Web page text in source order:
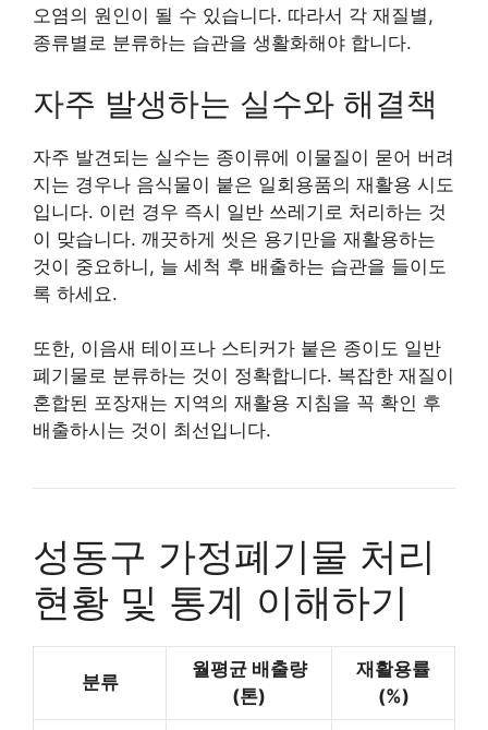
오염의 원인이 될 수 있습니다. 따라서 각 재질별,
종류별로 분류하는 습관을 생활화해야 합니다.
자주 발생하는 실수와 해결책
자주 발견되는 실수는 종이류에 이물질이 묻어 버려
지는 경우나 음식물이 붙은 일회용품의 재활용 시도
입니다. 이런 경우 즉시 일반 쓰레기로 처리하는 것
이 맞습니다. 깨끗하게 씻은 용기만을 재활용하는
것이 중요하니, 늘 세척 후 배출하는 습관을 들이도
록 하세요.
또한, 이음새 테이프나 스티커가 붙은 종이도 일반
폐기물로 분류하는 것이 정확합니다. 복잡한 재질이
혼합된 포장재는 지역의 재활용 지침을 꼭 확인 후
배출하시는 것이 최선입니다.
성동구 가정폐기물 처리
현황 및 통계 이해하기
분류
월평균 배출량
(톤)
재활용률
(%)